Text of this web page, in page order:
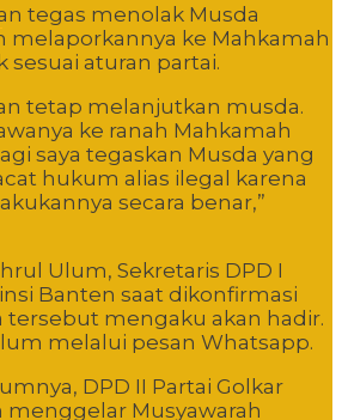
tegas menolak Musda
melaporkannya ke Mahkamah
sesuai aturan partai.
tetap melanjutkan musda.
ke ranah Mahkamah
saya tegaskan Musda yang
hukum alias ilegal karena
secara benar,”
Ulum, Sekretaris DPD I
Banten saat dikonfirmasi
mengaku akan hadir.
melalui pesan Whatsapp.
DPD II Partai Golkar
menggelar Musyawarah